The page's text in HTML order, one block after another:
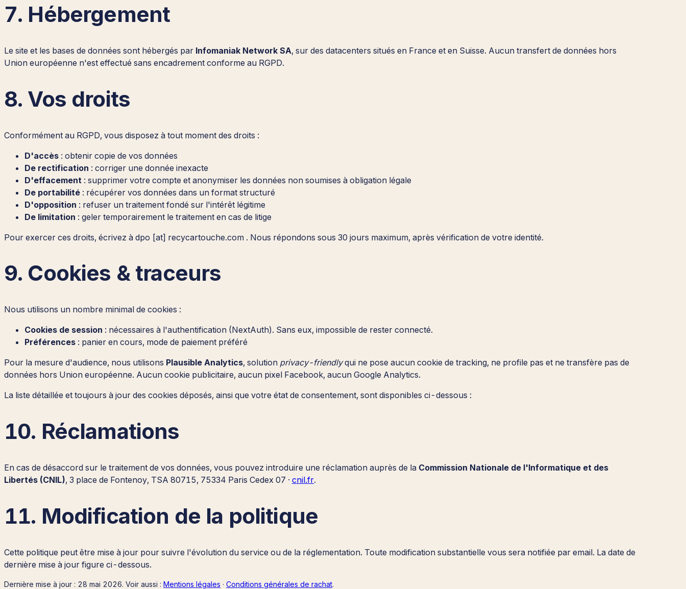
7. Hébergement
Le site et les bases de données sont hébergés par Infomaniak Network SA, sur des datacenters situés en France et en Suisse. Aucun transfert de données hors
Union européenne n'est effectué sans encadrement conforme au RGPD.
8. Vos droits
Conformément au RGPD, vous disposez à tout moment des droits :
D'accès : obtenir copie de vos données
De rectification : corriger une donnée inexacte
D'effacement : supprimer votre compte et anonymiser les données non soumises à obligation légale
De portabilité : récupérer vos données dans un format structuré
D'opposition : refuser un traitement fondé sur l'intérêt légitime
De limitation : geler temporairement le traitement en cas de litige
Pour exercer ces droits, écrivez à dpo [at] recycartouche.com . Nous répondons sous 30 jours maximum, après vérification de votre identité.
9. Cookies & traceurs
Nous utilisons un nombre minimal de cookies :
Cookies de session : nécessaires à l'authentification (NextAuth). Sans eux, impossible de rester connecté.
Préférences : panier en cours, mode de paiement préféré
Pour la mesure d'audience, nous utilisons Plausible Analytics, solution privacy-friendly qui ne pose aucun cookie de tracking, ne profile pas et ne transfère pas de
données hors Union européenne. Aucun cookie publicitaire, aucun pixel Facebook, aucun Google Analytics.
La liste détaillée et toujours à jour des cookies déposés, ainsi que votre état de consentement, sont disponibles ci-dessous :
10. Réclamations
En cas de désaccord sur le traitement de vos données, vous pouvez introduire une réclamation auprès de la Commission Nationale de l'Informatique et des
Libertés (CNIL), 3 place de Fontenoy, TSA 80715, 75334 Paris Cedex 07 · cnil.fr.
11. Modification de la politique
Cette politique peut être mise à jour pour suivre l'évolution du service ou de la réglementation. Toute modification substantielle vous sera notifiée par email. La date de
dernière mise à jour figure ci-dessous.
Dernière mise à jour : 28 mai 2026. Voir aussi : Mentions légales · Conditions générales de rachat.